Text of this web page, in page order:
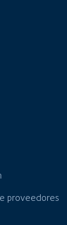
proveedores